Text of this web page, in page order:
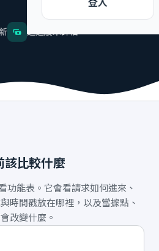
登入
該比較什麼
功能表。它會看請求如何進來、
時間戳放在哪裡，以及當據點、
改變什麼。